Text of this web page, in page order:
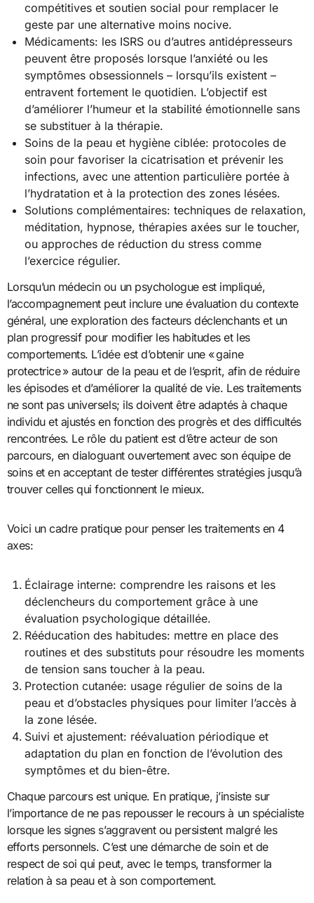
compétitives et soutien social pour remplacer le
geste par une alternative moins nocive.
Médicaments: les ISRS ou d’autres antidépresseurs
peuvent être proposés lorsque l’anxiété ou les
symptômes obsessionnels – lorsqu’ils existent –
entravent fortement le quotidien. L’objectif est
d’améliorer l’humeur et la stabilité émotionnelle sans
se substituer à la thérapie.
Soins de la peau et hygiène ciblée: protocoles de
soin pour favoriser la cicatrisation et prévenir les
infections, avec une attention particulière portée à
l’hydratation et à la protection des zones lésées.
Solutions complémentaires: techniques de relaxation,
méditation, hypnose, thérapies axées sur le toucher,
ou approches de réduction du stress comme
l’exercice régulier.
Lorsqu’un médecin ou un psychologue est impliqué,
l’accompagnement peut inclure une évaluation du contexte
général, une exploration des facteurs déclenchants et un
plan progressif pour modifier les habitudes et les
comportements. L’idée est d’obtenir une « gaine
protectrice » autour de la peau et de l’esprit, afin de réduire
les épisodes et d’améliorer la qualité de vie. Les traitements
ne sont pas universels; ils doivent être adaptés à chaque
individu et ajustés en fonction des progrès et des difficultés
rencontrées. Le rôle du patient est d’être acteur de son
parcours, en dialoguant ouvertement avec son équipe de
soins et en acceptant de tester différentes stratégies jusqu’à
trouver celles qui fonctionnent le mieux.
Voici un cadre pratique pour penser les traitements en 4
axes:
Éclairage interne: comprendre les raisons et les
déclencheurs du comportement grâce à une
évaluation psychologique détaillée.
Rééducation des habitudes: mettre en place des
routines et des substituts pour résoudre les moments
de tension sans toucher à la peau.
Protection cutanée: usage régulier de soins de la
peau et d’obstacles physiques pour limiter l’accès à
la zone lésée.
Suivi et ajustement: réévaluation périodique et
adaptation du plan en fonction de l’évolution des
symptômes et du bien-être.
Chaque parcours est unique. En pratique, j’insiste sur
l’importance de ne pas repousser le recours à un spécialiste
lorsque les signes s’aggravent ou persistent malgré les
efforts personnels. C’est une démarche de soin et de
respect de soi qui peut, avec le temps, transformer la
relation à sa peau et à son comportement.